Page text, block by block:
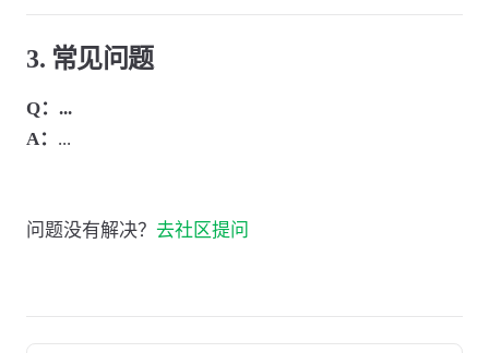
3. 常见问题
Q：...
A： ...
问题没有解决？ 去社区提问